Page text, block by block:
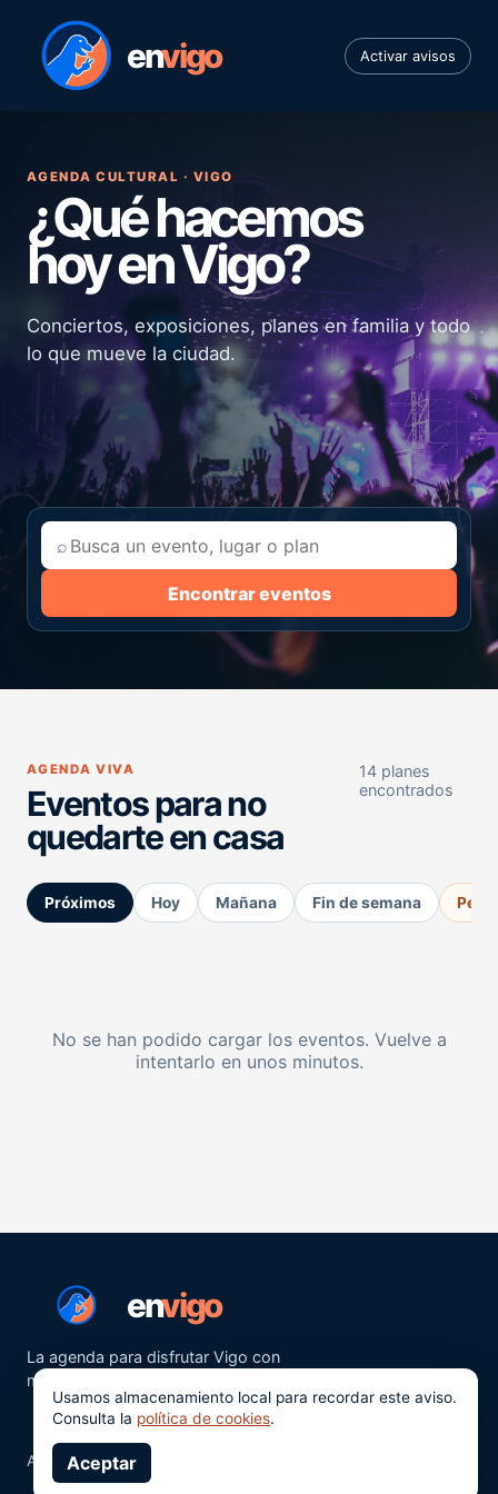
envigo Activar avisos
AGENDA CULTURAL · VIGO
¿Qué hacemos
hoy en Vigo?
Conciertos, exposiciones, planes en familia y todo
lo que mueve la ciudad.
⌕
Encontrar eventos
AGENDA VIVA
Eventos para no
quedarte en casa
14 planes
encontrados
Próximos Hoy Mañana Fin de semana
No se han podido cargar los eventos. Vuelve a
intentarlo en unos minutos.
envigo
La agenda para disfrutar Vigo con
más ganas.
Aviso legalPrivacidad
Usamos almacenamiento local para recordar este aviso.
Consulta la política de cookies.
Aceptar